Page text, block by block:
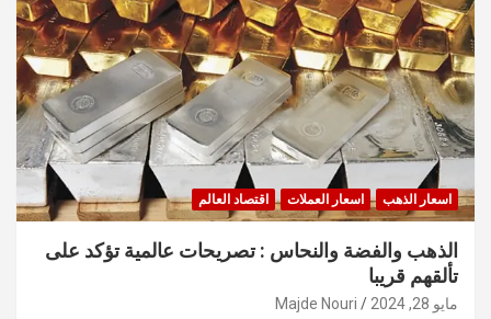
اسعار الذهب اسعار العملات اقتصاد العالم
الذهب والفضة والنحاس : تصريحات عالمية تؤكد على
تألقهم قريبا
مايو 28, 2024 Majde Nouri